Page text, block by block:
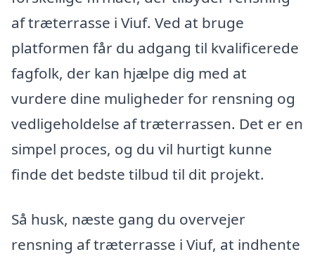
af træterrasse i Viuf. Ved at bruge
platformen får du adgang til kvalificerede
fagfolk, der kan hjælpe dig med at
vurdere dine muligheder for rensning og
vedligeholdelse af træterrassen. Det er en
simpel proces, og du vil hurtigt kunne
finde det bedste tilbud til dit projekt.
Så husk, næste gang du overvejer
rensning af træterrasse i Viuf, at indhente